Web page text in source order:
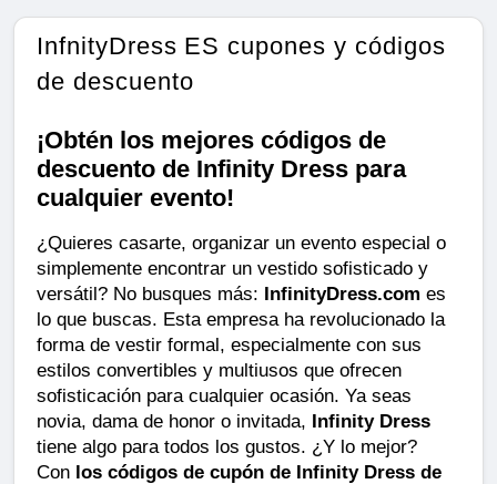
InfnityDress ES cupones y códigos
de descuento
¡Obtén los mejores códigos de
descuento de Infinity Dress para
cualquier evento!
¿Quieres casarte, organizar un evento especial o
simplemente encontrar un vestido sofisticado y
versátil? No busques más: InfinityDress.com es
lo que buscas. Esta empresa ha revolucionado la
forma de vestir formal, especialmente con sus
estilos convertibles y multiusos que ofrecen
sofisticación para cualquier ocasión. Ya seas
novia, dama de honor o invitada, Infinity Dress
tiene algo para todos los gustos. ¿Y lo mejor?
Con los códigos de cupón de Infinity Dress de